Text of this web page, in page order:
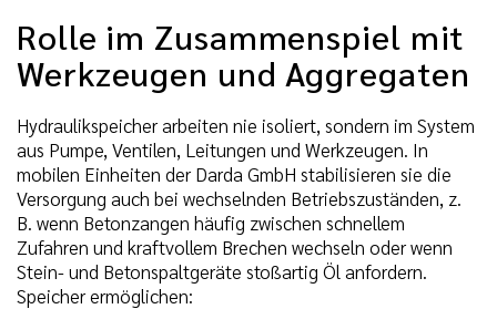
Rolle im Zusammenspiel mit
Werkzeugen und Aggregaten
Hydraulikspeicher arbeiten nie isoliert, sondern im System
aus Pumpe, Ventilen, Leitungen und Werkzeugen. In
mobilen Einheiten der Darda GmbH stabilisieren sie die
Versorgung auch bei wechselnden Betriebszuständen, z.
B. wenn Betonzangen häufig zwischen schnellem
Zufahren und kraftvollem Brechen wechseln oder wenn
Stein- und Betonspaltgeräte stoßartig Öl anfordern.
Speicher ermöglichen: